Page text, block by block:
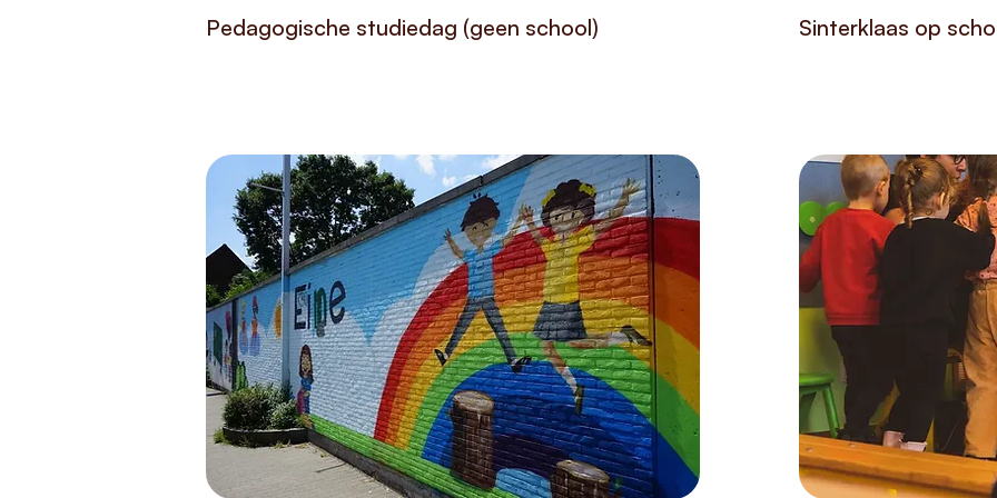
Pedagogische studiedag (geen school) Sinterklaas op